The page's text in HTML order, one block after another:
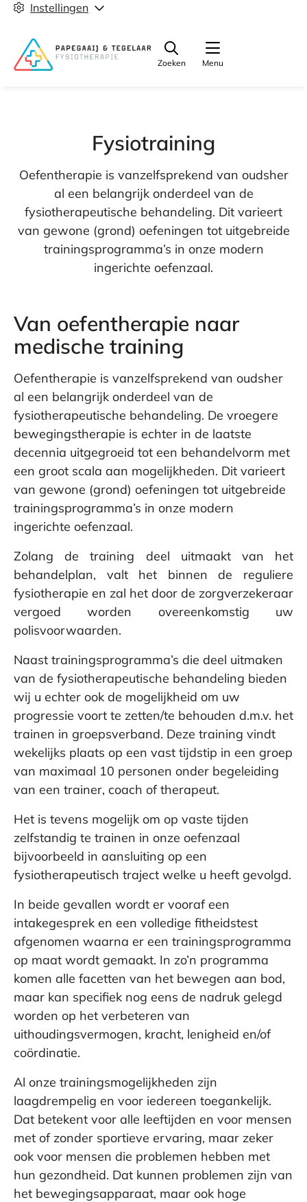
Instellingen
Menu
Zoeken
Fysiotraining
Oefentherapie is vanzelfsprekend van oudsher
al een belangrijk onderdeel van de
fysiotherapeutische behandeling. Dit varieert
van gewone (grond) oefeningen tot uitgebreide
trainingsprogramma’s in onze modern
ingerichte oefenzaal.
Van oefentherapie naar
medische training
Oefentherapie is vanzelfsprekend van oudsher
al een belangrijk onderdeel van de
fysiotherapeutische behandeling. De vroegere
bewegingstherapie is echter in de laatste
decennia uitgegroeid tot een behandelvorm met
een groot scala aan mogelijkheden. Dit varieert
van gewone (grond) oefeningen tot uitgebreide
trainingsprogramma’s in onze modern
ingerichte oefenzaal.
Zolang de training deel uitmaakt van het
behandelplan, valt het binnen de reguliere
fysiotherapie en zal het door de zorgverzekeraar
vergoed worden overeenkomstig uw
polisvoorwaarden.
Naast trainingsprogramma’s die deel uitmaken
van de fysiotherapeutische behandeling bieden
wij u echter ook de mogelijkheid om uw
progressie voort te zetten/te behouden d.m.v. het
trainen in groepsverband. Deze training vindt
wekelijks plaats op een vast tijdstip in een groep
van maximaal 10 personen onder begeleiding
van een trainer, coach of therapeut.
Het is tevens mogelijk om op vaste tijden
zelfstandig te trainen in onze oefenzaal
bijvoorbeeld in aansluiting op een
fysiotherapeutisch traject welke u heeft gevolgd.
In beide gevallen wordt er vooraf een
intakegesprek en een volledige fitheidstest
afgenomen waarna er een trainingsprogramma
op maat wordt gemaakt. In zo’n programma
komen alle facetten van het bewegen aan bod,
maar kan specifiek nog eens de nadruk gelegd
worden op het verbeteren van
uithoudingsvermogen, kracht, lenigheid en/of
coördinatie.
Al onze trainingsmogelijkheden zijn
laagdrempelig en voor iedereen toegankelijk.
Dat betekent voor alle leeftijden en voor mensen
met of zonder sportieve ervaring, maar zeker
ook voor mensen die problemen hebben met
hun gezondheid. Dat kunnen problemen zijn van
het bewegingsapparaat, maar ook hoge